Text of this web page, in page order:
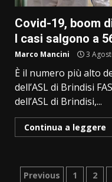
Covid-19, boom
I casi salgono a
Marco Mancini 3
È il numero più alto
dell’ASL di Brindisi
dell’ASL di Brindisi,...
Continua a leggere
Previous 1 2